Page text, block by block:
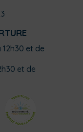
et de
et de